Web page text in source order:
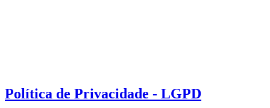
Política de Privacidade - LGPD